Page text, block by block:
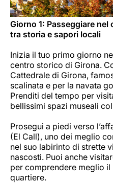
Giorno 1: Passeggiare nel
tra storia e sapori locali
Inizia il tuo primo giorno
centro storico di Girona.
Cattedrale di Girona,
scalinata e per la navata
Prenditi del tempo per
bellissimi spazi museali
Prosegui a piedi verso
(El Call), uno dei meglio
nel suo labirinto di strette
nascosti. Puoi anche
per comprendere meglio
quartiere.